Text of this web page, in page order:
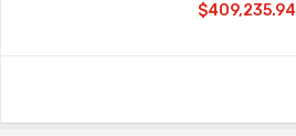
$409,235.94